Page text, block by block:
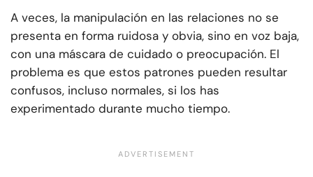
A veces, la manipulación en las relaciones no se
presenta en forma ruidosa y obvia, sino en voz baja,
con una máscara de cuidado o preocupación. El
problema es que estos patrones pueden resultar
confusos, incluso normales, si los has
experimentado durante mucho tiempo.